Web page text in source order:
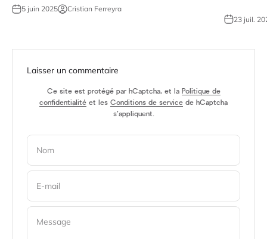
5 juin 2025 Cristian Ferreyra
23 juil.
Laisser un commentaire
Ce site est protégé par hCaptcha, et la Politique de
confidentialité et les Conditions de service de hCaptcha
s’appliquent.
Nom
E-mail
Message